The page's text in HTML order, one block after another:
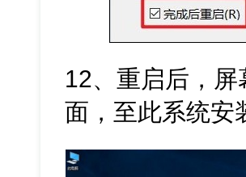
12、重启后，
面，至此系统安